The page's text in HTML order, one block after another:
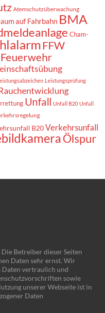
Atemschutzüberwachung
auf Fahrbahn BMA
Cham-
FFW
Leistungsprüfung
Unfall Unfall B20 Unfall
B20 Verkehrsunfall
Ölspur
Betreiber dieser Seiten
Daten sehr ernst. Wir
Daten vertraulich und
sowie
unserer Webseite ist in
Daten